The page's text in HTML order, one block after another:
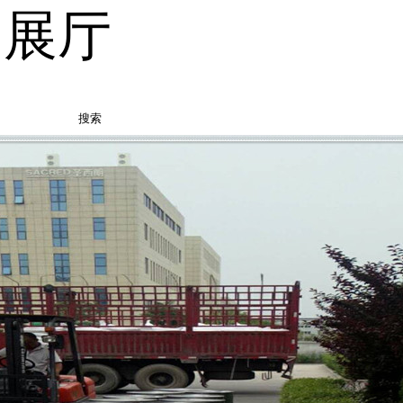
厅
搜索